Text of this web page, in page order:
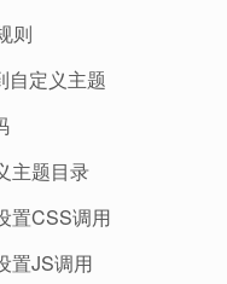
则
自定义主题
主题目录
置CSS调用
置JS调用